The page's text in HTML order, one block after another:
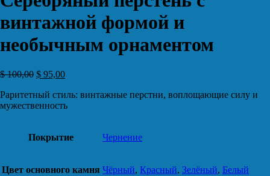
винтажной формой и
необычным орнаментом
$100,00 $ 95,00
Раритетный стиль: винтажные перстни, воплощающие силу и
мужественность
Покрытие Чернение
Цвет основного камня Чёрный, Красный, Зелёный, Белый